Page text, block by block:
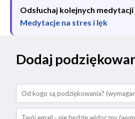
Odsłuchaj kolejnych
Medytacje na stres i lęk
Dodaj